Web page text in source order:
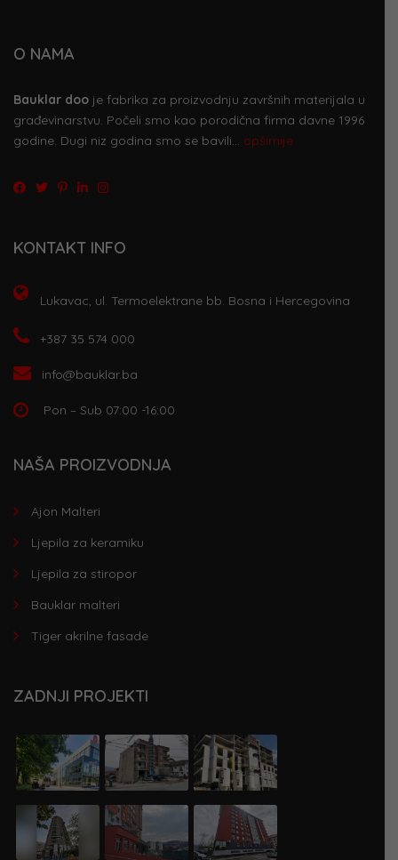
O NAMA
Bauklar doo je fabrika za proizvodnju završnih materijala u
građevinarstvu. Počeli smo kao porodična firma davne 1996
godine. Dugi niz godina smo se bavili… opširnije
KONTAKT INFO
Lukavac, ul. Termoelektrane bb. Bosna i Hercegovina
+387 35 574 000
info@bauklar.ba
Pon – Sub 07:00 -16:00
NAŠA PROIZVODNJA
Ajon Malteri
Ljepila za keramiku
Ljepila za stiropor
Bauklar malteri
Tiger akrilne fasade
ZADNJI PROJEKTI